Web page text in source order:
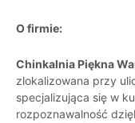
O firmie:
Chinkalnia Piękna
zlokalizowana przy
specjalizująca się w
rozpoznawalność